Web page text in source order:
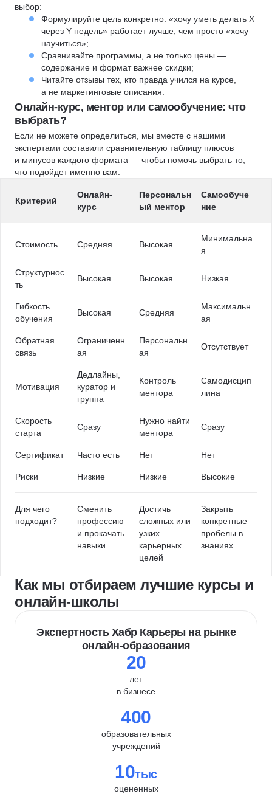
выбор:
Формулируйте цель конкретно: «хочу уметь делать X
через Y недель» работает лучше, чем просто «хочу
научиться»;
Сравнивайте программы, а не только цены —
содержание и формат важнее скидки;
Читайте отзывы тех, кто правда учился на курсе,
а не маркетинговые описания.
Онлайн-курс, ментор или самообучение: что
выбрать?
Если не можете определиться, мы вместе с нашими
экспертами составили сравнительную таблицу плюсов
и минусов каждого формата — чтобы помочь выбрать то,
что подойдет именно вам.
Критерий
Онлайн-
курс
Персональн
ый ментор
Самообуче
ние
Стоимость Средняя Высокая
Минимальна
я
Структурнос
ть
Высокая Высокая Низкая
Гибкость
обучения
Высокая Средняя
Максимальн
ая
Обратная
связь
Ограниченн
ая
Персональн
ая
Отсутствует
Мотивация
Дедлайны,
куратор и
группа
Контроль
ментора
Самодисцип
лина
Скорость
старта
Сразу
Нужно найти
ментора
Сразу
Сертификат Часто есть Нет Нет
Риски Низкие Низкие Высокие
Для чего
подходит?
Сменить
профессию
и прокачать
навыки
Достичь
сложных или
узких
карьерных
целей
Закрыть
конкретные
пробелы в
знаниях
Как мы отбираем лучшие курсы и
онлайн-школы
Экспертность Хабр Карьеры на рынке
онлайн-образования
20
лет
в бизнесе
400
образовательных
учреждений
10тыс
оцененных